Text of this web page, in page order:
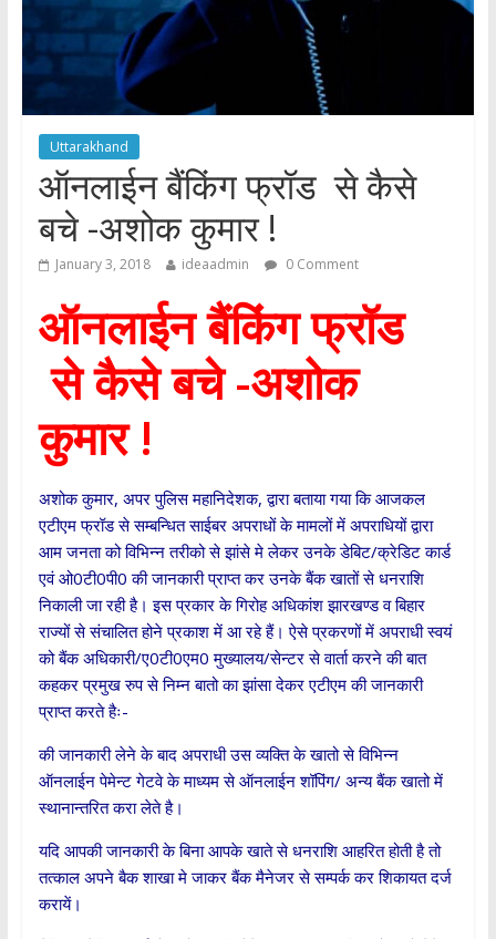
Uttarakhand
ऑनलाईन बैंकिंग फ्रॉड से कैसे
बचे -अशोक कुमार !
January 3, 2018 ideaadmin 0 Comment
ऑनलाईन बैंकिंग फ्रॉड
से कैसे बचे -अशोक
कुमार !
अशोक कुमार, अपर पुलिस महानिदेशक, द्वारा बताया गया कि आजकल
एटीएम फ्रॉड से सम्बन्धित साईबर अपराधों के मामलों में अपराधियों द्वारा
आम जनता को विभिन्न तरीको से झांसे मे लेकर उनके डेबिट/क्रेडिट कार्ड
एवं ओ0टी0पी0 की जानकारी प्राप्त कर उनके बैंक खातों से धनराशि
निकाली जा रही है। इस प्रकार के गिरोह अधिकांश झारखण्ड व बिहार
राज्यों से संचालित होने प्रकाश में आ रहे हैं। ऐसे प्रकरणों में अपराधी स्वयं
को बैंक अधिकारी/ए0टी0एम0 मुख्यालय/सेन्टर से वार्ता करने की बात
कहकर प्रमुख रुप से निम्न बातो का झांसा देकर एटीएम की जानकारी
प्राप्त करते हैः-
की जानकारी लेने के बाद अपराधी उस व्यक्ति के खातो से विभिन्न
ऑनलाईन पेमेन्ट गेटवे के माध्यम से ऑनलाईन शॉपिंग/ अन्य बैंक खातो में
स्थानान्तरित करा लेते है।
यदि आपकी जानकारी के बिना आपके खाते से धनराशि आहरित होती है तो
तत्काल अपने बैक शाखा मे जाकर बैंक मैनेजर से सम्पर्क कर शिकायत दर्ज
करायें।